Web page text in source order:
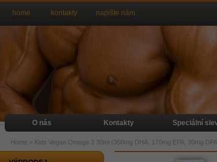
home kontakty napište nám
O nás Kontakty Speciální
Home > Kids Vegan Omega 3 30ml (350mg DHA, 170mg EPA, 30mg